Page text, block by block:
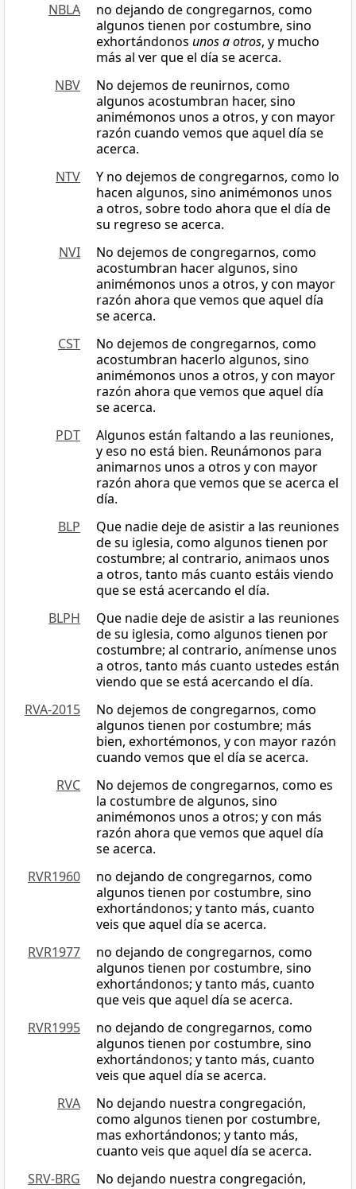
NBLA
no dejando de congregarnos, como
algunos tienen por costumbre, sino
exhortándonos unos a otros, y mucho
más al ver que el día se acerca.
NBV
No dejemos de reunirnos, como
algunos acostumbran hacer, sino
animémonos unos a otros, y con mayor
razón cuando vemos que aquel día se
acerca.
NTV
Y no dejemos de congregarnos, como lo
hacen algunos, sino animémonos unos
a otros, sobre todo ahora que el día de
su regreso se acerca.
NVI
No dejemos de congregarnos, como
acostumbran hacer algunos, sino
animémonos unos a otros, y con mayor
razón ahora que vemos que aquel día
se acerca.
CST
No dejemos de congregarnos, como
acostumbran hacerlo algunos, sino
animémonos unos a otros, y con mayor
razón ahora que vemos que aquel día
se acerca.
PDT
Algunos están faltando a las reuniones,
y eso no está bien. Reunámonos para
animarnos unos a otros y con mayor
razón ahora que vemos que se acerca el
día.
BLP
Que nadie deje de asistir a las reuniones
de su iglesia, como algunos tienen por
costumbre; al contrario, animaos unos
a otros, tanto más cuanto estáis viendo
que se está acercando el día.
BLPH
Que nadie deje de asistir a las reuniones
de su iglesia, como algunos tienen por
costumbre; al contrario, anímense unos
a otros, tanto más cuanto ustedes están
viendo que se está acercando el día.
RVA-2015
No dejemos de congregarnos, como
algunos tienen por costumbre; más
bien, exhortémonos, y con mayor razón
cuando vemos que el día se acerca.
RVC
No dejemos de congregarnos, como es
la costumbre de algunos, sino
animémonos unos a otros; y con más
razón ahora que vemos que aquel día
se acerca.
RVR1960
no dejando de congregarnos, como
algunos tienen por costumbre, sino
exhortándonos; y tanto más, cuanto
veis que aquel día se acerca.
RVR1977
no dejando de congregarnos, como
algunos tienen por costumbre, sino
exhortándonos; y tanto más, cuanto
que veis que aquel día se acerca.
RVR1995
no dejando de congregarnos, como
algunos tienen por costumbre, sino
exhortándonos; y tanto más, cuanto
veis que aquel día se acerca.
RVA
No dejando nuestra congregación,
como algunos tienen por costumbre,
mas exhortándonos; y tanto más,
cuanto veis que aquel día se acerca.
SRV-BRG
No dejando nuestra congregación,